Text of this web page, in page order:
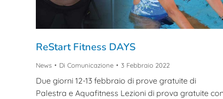
ReStart Fitness DAYS
News Di Comunicazione 3 Febbraio 2022
Due giorni 12-13 febbraio di prove gratuite di
Palestra e Aquafitness Lezioni di prova gratuite